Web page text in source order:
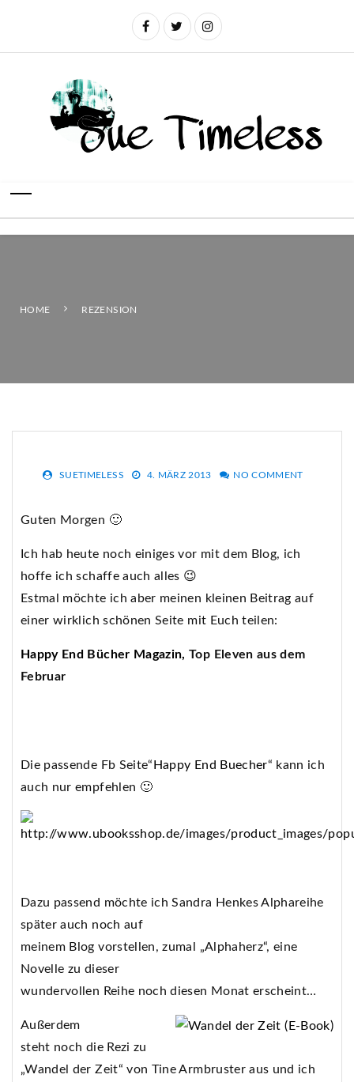
HOME REZENSION
SUETIMELESS 4. MÄRZ 2013 NO COMMENT
Guten Morgen 🙂
Ich hab heute noch einiges vor mit dem Blog, ich
hoffe ich schaffe auch alles 😉
Estmal möchte ich aber meinen kleinen Beitrag auf
einer wirklich schönen Seite mit Euch teilen:
Happy End Bücher Magazin,Top Eleven aus dem
Februar
Die passende Fb Seite“ Happy End Buecher“ kann ich
auch nur empfehlen 🙂
Dazu passend möchte ich Sandra Henkes Alphareihe
später auch noch auf
meinem Blog vorstellen, zumal „Alphaherz“, eine
Novelle zu dieser
wundervollen Reihe noch diesen Monat erscheint…
Außerdem
steht noch die Rezi zu
„Wandel der Zeit“ von Tine Armbruster aus und ich